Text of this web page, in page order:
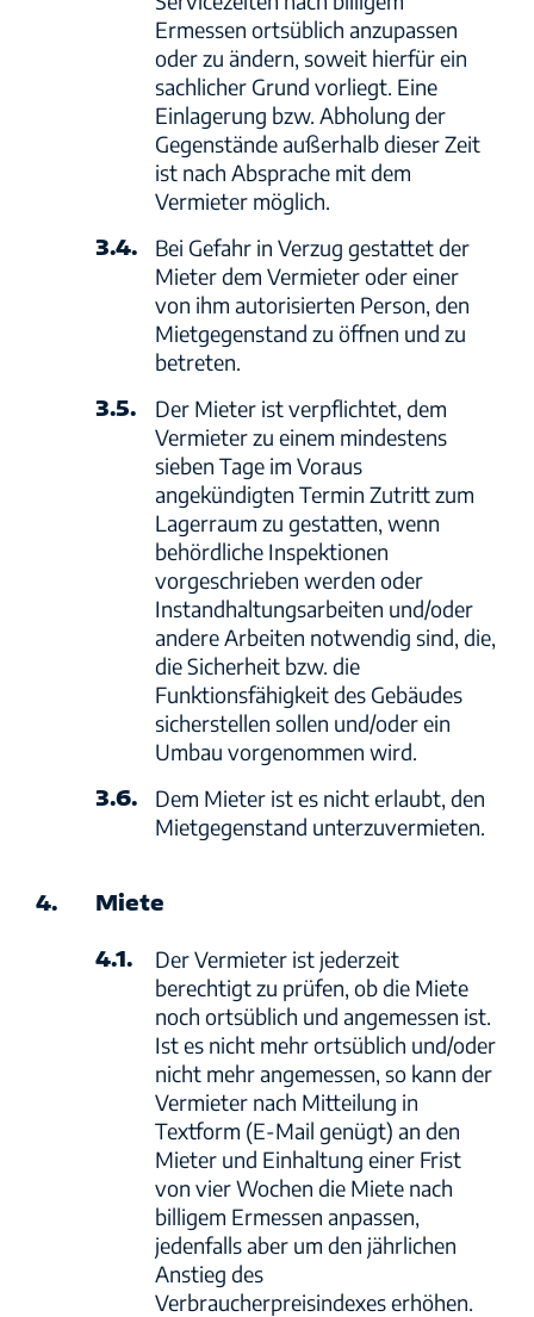
Ermessen ortsüblich anzupassen
oder zu ändern, soweit hierfür ein
sachlicher Grund vorliegt. Eine
Einlagerung bzw. Abholung der
Gegenstände außerhalb dieser Zeit
ist nach Absprache mit dem
Vermieter möglich.
3.4.
Bei Gefahr in Verzug gestattet der
Mieter dem Vermieter oder einer
von ihm autorisierten Person, den
Mietgegenstand zu öffnen und zu
betreten.
3.5.
Der Mieter ist verpflichtet, dem
Vermieter zu einem mindestens
sieben Tage im Voraus
angekündigten Termin Zutritt zum
Lagerraum zu gestatten, wenn
behördliche Inspektionen
vorgeschrieben werden oder
Instandhaltungsarbeiten und/oder
andere Arbeiten notwendig sind, die,
die Sicherheit bzw. die
Funktionsfähigkeit des Gebäudes
sicherstellen sollen und/oder ein
Umbau vorgenommen wird.
3.6.
Dem Mieter ist es nicht erlaubt, den
Mietgegenstand unterzuvermieten.
4. Miete
4.1.
Der Vermieter ist jederzeit
berechtigt zu prüfen, ob die Miete
noch ortsüblich und angemessen ist.
Ist es nicht mehr ortsüblich und/oder
nicht mehr angemessen, so kann der
Vermieter nach Mitteilung in
Textform (E-Mail genügt) an den
Mieter und Einhaltung einer Frist
von vier Wochen die Miete nach
billigem Ermessen anpassen,
jedenfalls aber um den jährlichen
Anstieg des
Verbraucherpreisindexes erhöhen.